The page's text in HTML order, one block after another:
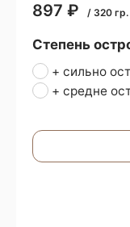
897 ₽ / 320 гр.
Степень
+ сильно
+ средне